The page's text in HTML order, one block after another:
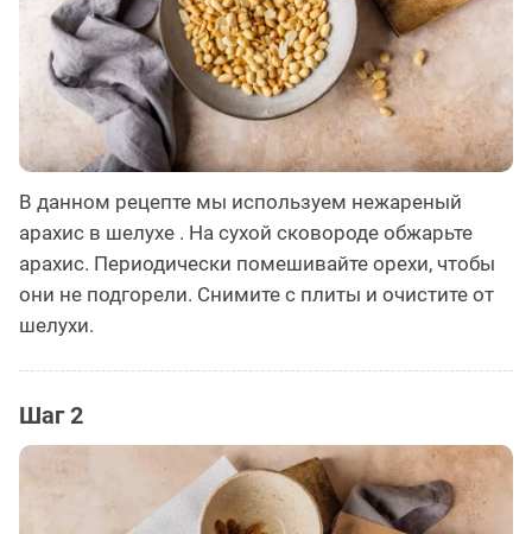
В данном рецепте мы используем нежареный
арахис в шелухе . На сухой сковороде обжарьте
арахис. Периодически помешивайте орехи, чтобы
они не подгорели. Снимите с плиты и очистите от
шелухи.
Шаг 2